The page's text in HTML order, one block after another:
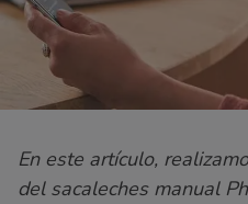
En este artículo,
del sacaleches manual